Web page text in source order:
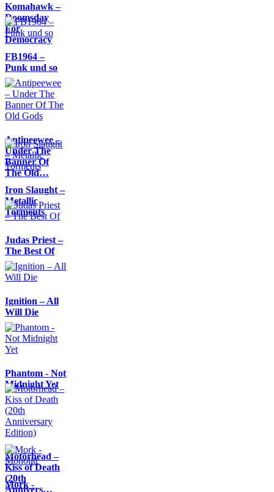
Komahawk –
Doomsday
For
Democracy
FB1964 –
Punk und so
Antipeewee –
Under The
Banner Of
The Old…
Iron Slaught –
Metallic
Torments
Judas Priest –
The Best Of
Ignition – All
Will Die
Phantom - Not
Midnight Yet
Motörhead –
Kiss of Death
(20th
Annivers…
Mork -